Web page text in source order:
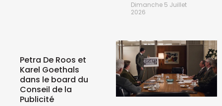
Dimanche 5 Juillet
2026
Petra De Roos et
Karel Goethals
dans le board du
Conseil de la
Publicité